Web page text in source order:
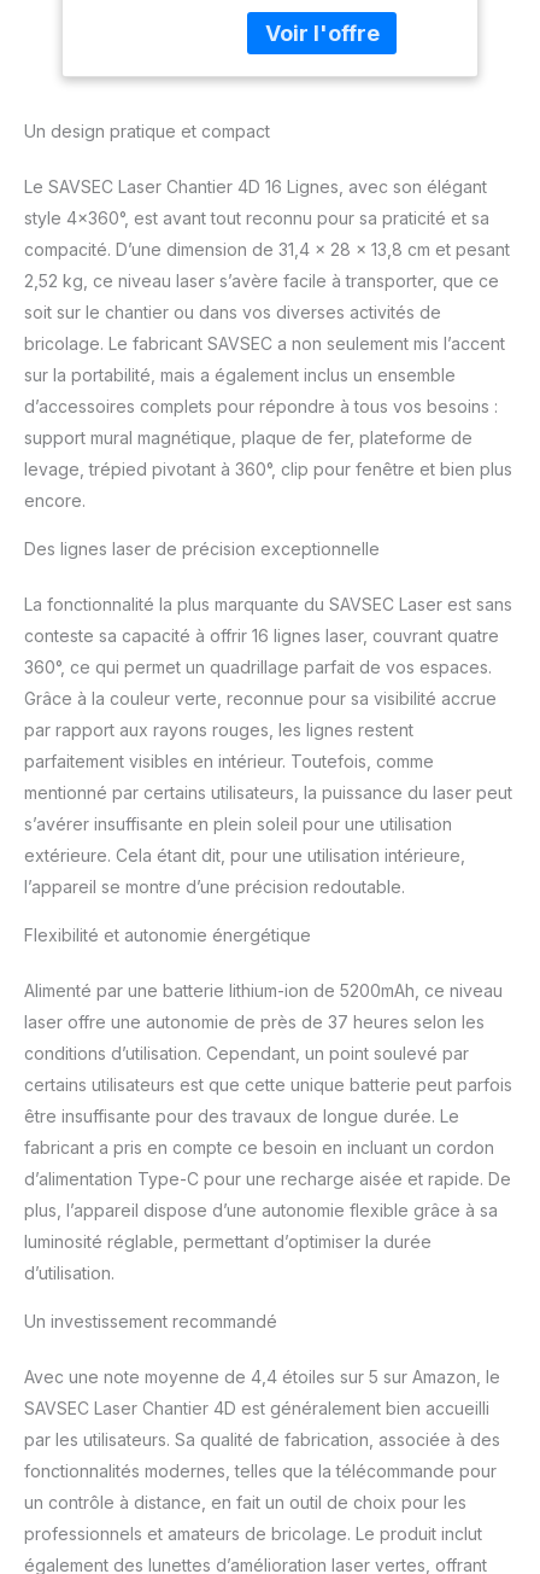
Autonivelant,
Luminosité Réglable,
Télécommande,
Batterie
verticales de 360° à
l'aide d'une
télécommande ou d'un
Réversible et très
au sol, au plafond et sur
luminosité et précision :
grâce à la diode
lumineuse verte, la
visibilité du niveau laser
360 autonivelant est
celle d'un laser rouge.
Précision de ±3 mm dans
un rayon de 10 mètres.
Luminosité réglable :
les enfoncées pour
augmenter/diminuer
luminosité. Durée
d'utilisation : 6 à 37
heures (en fonction de la
luminosité). Tout en un : 1
x support mural
magnétique ; 1 x plaque
de fer ; 1 x élévateur ; 1 x
base réglable à 360° ; 1 x
clip pour fenêtre ; 1 x
Gamme complète
d'accessoires, au moins
3 modes : autonivelage :
à ±3,5° ; manuel :
fonctionnement à angle
fixe ; mode impulsion :
prolonge la distance de
travail du lazer niveaux
de 20 à 40 mètres.
Qualité fiable + 2 ans de
service après-vente :
contre la poussière et
l'eau, boîtier antichoc
contre les chocs de 1,2
travaux de construction.
Un design pratique et compact
Le SAVSEC Laser Chantier 4D 16 Lignes, avec son élégant
style 4×360°, est avant tout reconnu pour sa praticité et sa
compacité. D’une dimension de 31,4 x 28 x 13,8 cm et pesant
2,52 kg, ce niveau laser s’avère facile à transporter, que ce
soit sur le chantier ou dans vos diverses activités de
bricolage. Le fabricant SAVSEC a non seulement mis l’accent
sur la portabilité, mais a également inclus un ensemble
d’accessoires complets pour répondre à tous vos besoins :
support mural magnétique, plaque de fer, plateforme de
levage, trépied pivotant à 360°, clip pour fenêtre et bien plus
encore.
Des lignes laser de précision exceptionnelle
La fonctionnalité la plus marquante du SAVSEC Laser est sans
conteste sa capacité à offrir 16 lignes laser, couvrant quatre
360°, ce qui permet un quadrillage parfait de vos espaces.
Grâce à la couleur verte, reconnue pour sa visibilité accrue
par rapport aux rayons rouges, les lignes restent
parfaitement visibles en intérieur. Toutefois, comme
mentionné par certains utilisateurs, la puissance du laser peut
s’avérer insuffisante en plein soleil pour une utilisation
extérieure. Cela étant dit, pour une utilisation intérieure,
l’appareil se montre d’une précision redoutable.
Flexibilité et autonomie énergétique
Alimenté par une batterie lithium-ion de 5200mAh, ce niveau
laser offre une autonomie de près de 37 heures selon les
conditions d’utilisation. Cependant, un point soulevé par
certains utilisateurs est que cette unique batterie peut parfois
être insuffisante pour des travaux de longue durée. Le
fabricant a pris en compte ce besoin en incluant un cordon
d’alimentation Type-C pour une recharge aisée et rapide. De
plus, l’appareil dispose d’une autonomie flexible grâce à sa
luminosité réglable, permettant d’optimiser la durée
d’utilisation.
Un investissement recommandé
Avec une note moyenne de 4,4 étoiles sur 5 sur Amazon, le
SAVSEC Laser Chantier 4D est généralement bien accueilli
par les utilisateurs. Sa qualité de fabrication, associée à des
fonctionnalités modernes, telles que la télécommande pour
un contrôle à distance, en fait un outil de choix pour les
professionnels et amateurs de bricolage. Le produit inclut
également des lunettes d’amélioration laser vertes, offrant